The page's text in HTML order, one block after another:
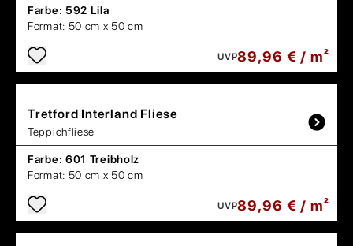
Farbe: 592 Lila
Format: 50 cm x 50 cm
UVP89,96 € / m²
Tretford Interland Fliese
Teppichfliese
Farbe: 601 Treibholz
Format: 50 cm x 50 cm
UVP89,96 € / m²